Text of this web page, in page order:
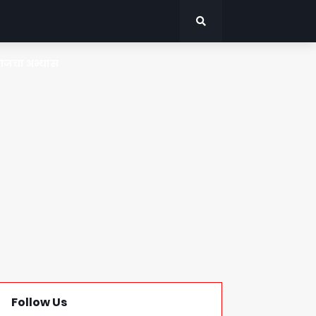
Follow Us